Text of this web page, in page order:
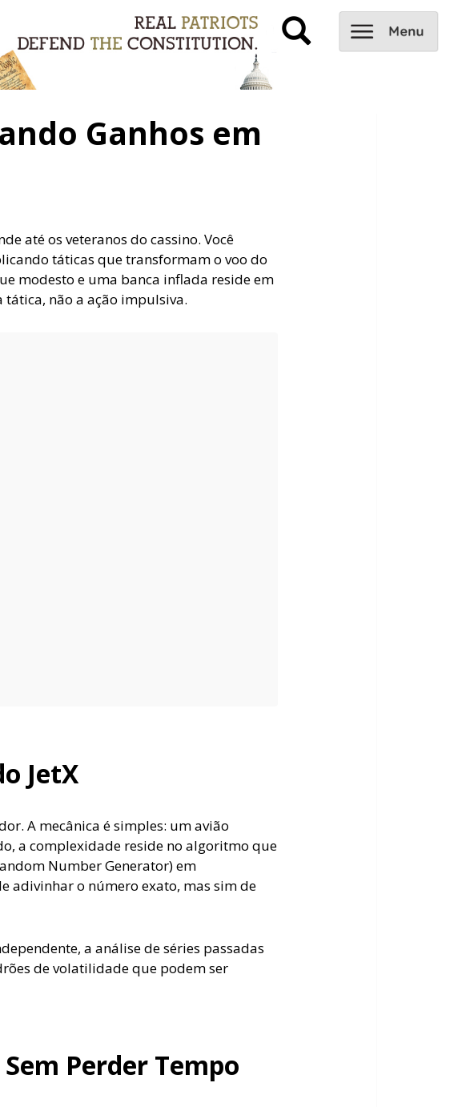
Ganhos em
até os veteranos do cassino. Você
táticas que transformam o voo do
modesto e uma banca inflada reside em
tática, não a ação impulsiva.
JetX
A mecânica é simples: um avião
a complexidade reside no algoritmo que
Number Generator) em
adivinhar o número exato, mas sim de
a análise de séries passadas
de volatilidade que podem ser
Perder Tempo